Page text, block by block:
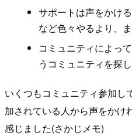
サポートは声をかけ
など色々やるより、
コミュニティによっ
うコミュニティを探
いくつもコミュニティ参加し
加されている人から声をかけ
感じました(さかじメモ)